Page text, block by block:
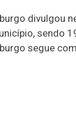
divulgou
sendo
segue